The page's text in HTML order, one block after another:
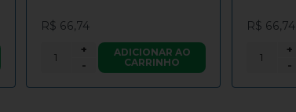
R$ 66,74
-
+
ADICIONAR AO
CARRINHO
R$ 66,74
-
+